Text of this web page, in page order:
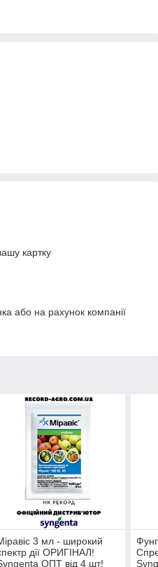
картку
або на рахунок компанії
3 мл - широкий
дії ОРИГІНАЛ!
ОПТ від 4 шт!